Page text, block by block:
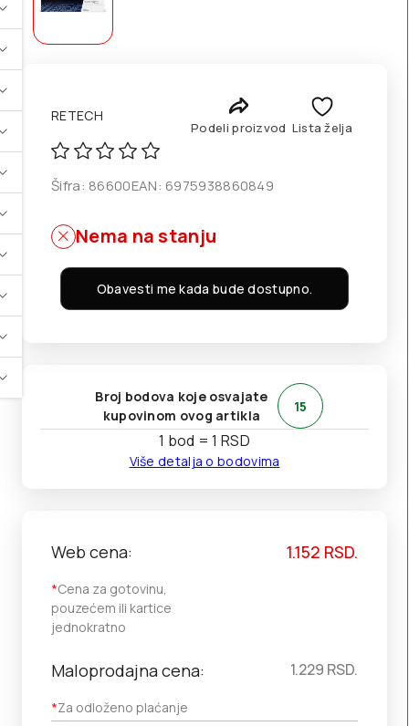
RETECH
Podeli proizvod Lista želja
Šifra: 86600EAN: 6975938860849
Nema na stanju
Obavesti me kada bude dostupno.
Broj bodova koje osvajate
kupovinom ovog artikla
15
1 bod = 1 RSD
Više detalja o bodovima
Web cena:
*Cena za gotovinu,
pouzećem ili kartice
jednokratno
1.152 RSD.
Maloprodajna cena:
*Za odloženo plaćanje
1.229 RSD.